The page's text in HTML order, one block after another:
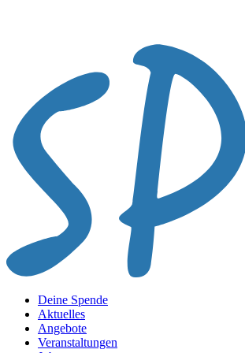
Deine Spende
Aktuelles
Angebote
Veranstaltungen